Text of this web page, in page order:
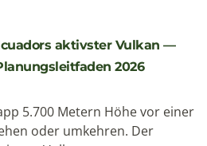
aktivster Vulkan —
2026
5.700 Metern Höhe vor einer
oder umkehren. Der